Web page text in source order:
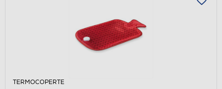
TERMOCOPERTE